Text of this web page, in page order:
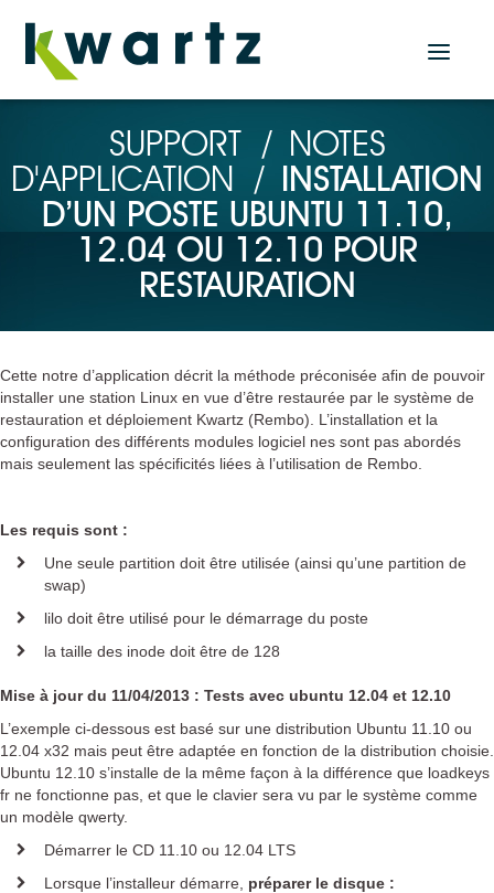
Accueil
Nos produits
Solution Serveur
KMC PROF
KMC BOX
KMC CLOUD
Plugin KMC pour KWARTZ SERVER
Solutions de filtrage
PROTEKT BOX
KMC BOX
Documentation
Support
Matériel supporté
Mises à jour
Mises à jour à distance
SUPPORT /
NOTES
D'APPLICATION
/
INSTALLATION
D’UN POSTE UBUNTU 11.10,
12.04 OU 12.10 POUR
RESTAURATION
Cette notre d’application décrit la méthode préconisée afin de pouvoir
installer une station Linux en vue d’être restaurée par le système de
restauration et déploiement Kwartz (Rembo). L’installation et la
configuration des différents modules logiciel nes sont pas abordés
mais seulement las spécificités liées à l’utilisation de Rembo.
Les requis sont :
Une seule partition doit être utilisée (ainsi qu’une partition de
swap)
lilo doit être utilisé pour le démarrage du poste
la taille des inode doit être de 128
Mise à jour du 11/04/2013 : Tests avec ubuntu 12.04 et 12.10
L’exemple ci-dessous est basé sur une distribution Ubuntu 11.10 ou
12.04 x32 mais peut être adaptée en fonction de la distribution choisie.
Ubuntu 12.10 s’installe de la même façon à la différence que loadkeys
fr ne fonctionne pas, et que le clavier sera vu par le système comme
un modèle qwerty.
Démarrer le CD 11.10 ou 12.04 LTS
Lorsque l’installeur démarre, préparer le disque :